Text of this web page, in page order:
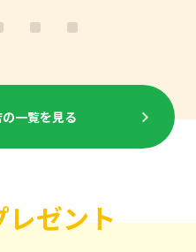
一覧を見る
ゼント